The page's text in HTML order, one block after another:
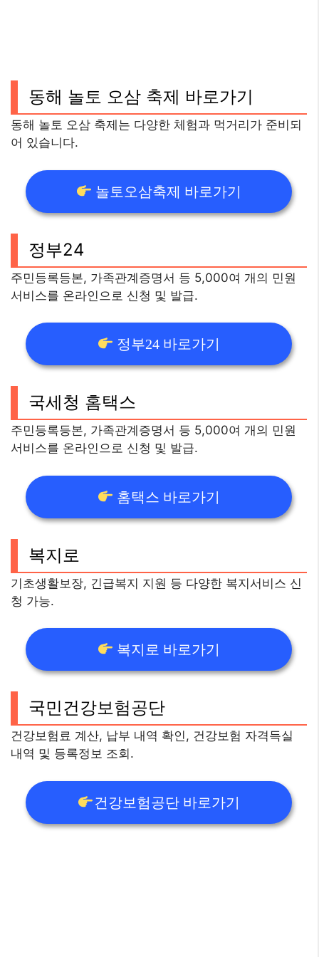
동해 놀토 오삼 축제 바로가기
동해 놀토 오삼 축제는 다양한 체험과 먹거리가 준비되
어 있습니다.
놀토오삼축제 바로가기
정부24
주민등록등본, 가족관계증명서 등 5,000여 개의 민원
서비스를 온라인으로 신청 및 발급.
정부24 바로가기
국세청 홈택스
주민등록등본, 가족관계증명서 등 5,000여 개의 민원
서비스를 온라인으로 신청 및 발급.
홈택스 바로가기
복지로
기초생활보장, 긴급복지 지원 등 다양한 복지서비스 신
청 가능.
복지로 바로가기
국민건강보험공단
건강보험료 계산, 납부 내역 확인, 건강보험 자격득실
내역 및 등록정보 조회.
건강보험공단 바로가기